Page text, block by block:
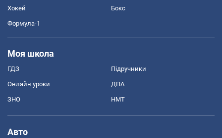
Хокей Бокс
Формула-1
Моя школа
ГДЗ Підручники
Онлайн уроки ДПА
ЗНО НМТ
Авто